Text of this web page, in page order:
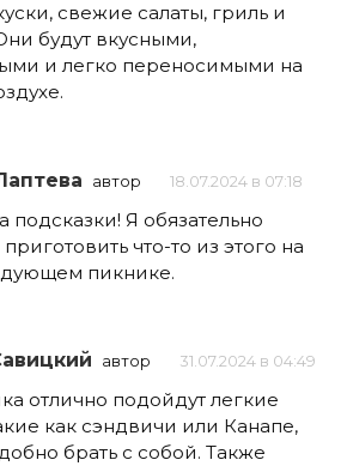
свежие салаты, гриль и
будут вкусными,
и легко переносимыми на
автор 18.07.2024 в 07:18
подсказки! Я обязательно
что-то из этого на
пикнике.
автор 31.07.2024 в 04:49
отлично подойдут легкие
как сэндвичи или Канапе,
брать с собой. Также